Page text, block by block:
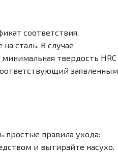
соответствия,
сталь. В случае
твердость HRC
заявленным
простые правила ухода:
и вытирайте насухо.